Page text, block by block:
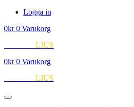
Hoppa
innehåll
Logga in
0kr 0 Varukorg
LJUS
0kr 0 Varukorg
LJUS